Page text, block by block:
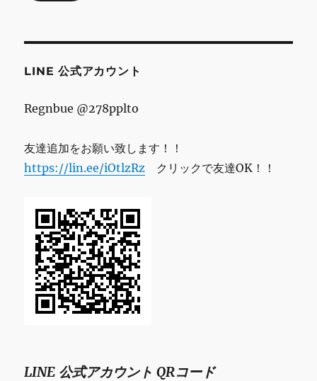
ス
LINE 公式アカウント
Regnbue @278pplto
友達追加をお願い致します！！
https://lin.ee/iOtlzRz クリックで友達OK！！
LINE 公式アカウント QRコード